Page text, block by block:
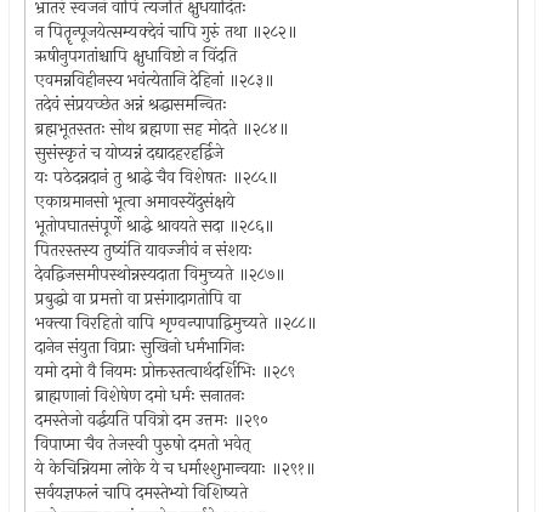
भ्रातरं स्वजनं वापि त्यजति क्षुधयार्दितः
न पितॄन्पूजयेत्सम्यक्देवं चापि गुरुं तथा ॥२८२॥
ऋषीनुपगतांश्चापि क्षुधाविष्टो न विंदति
एवमन्नविहीनस्य भवंत्येतानि देहिनां ॥२८३॥
तदेवं संप्रयच्छेत अन्नं श्रद्धासमन्वितः
ब्रह्मभूतस्ततः सोथ ब्रह्मणा सह मोदते ॥२८४॥
सुसंस्कृतं च योप्यन्नं दद्यादहरहर्द्विजे
यः पठेदन्नदानं तु श्राद्धे चैव विशेषतः ॥२८५॥
एकाग्रमानसो भूत्वा अमावस्येंदुसंक्षये
भूतोपघातसंपूर्णे श्राद्धे श्रावयते सदा ॥२८६॥
पितरस्तस्य तुष्यंति यावज्जीवं न संशयः
देवद्विजसमीपस्थोन्नस्यदाता विमुच्यते ॥२८७॥
प्रबुद्धो वा प्रमत्तो वा प्रसंगादागतोपि वा
भक्त्या विरहितो वापि शृण्वन्पापाद्विमुच्यते ॥२८८॥
दानेन संयुता विप्राः सुखिनो धर्मभागिनः
यमो दमो वै नियमः प्रोक्तस्तत्वार्थदर्शिभिः ॥२८९
ब्राह्मणानां विशेषेण दमो धर्मः सनातनः
दमस्तेजो वर्द्धयति पवित्रो दम उत्तमः ॥२९०
विपाप्मा चैव तेजस्वी पुरुषो दमतो भवेत्
ये केचिन्नियमा लोके ये च धर्माश्शुभान्वयाः ॥२९१॥
सर्वयज्ञफलं चापि दमस्तेभ्यो विशिष्यते